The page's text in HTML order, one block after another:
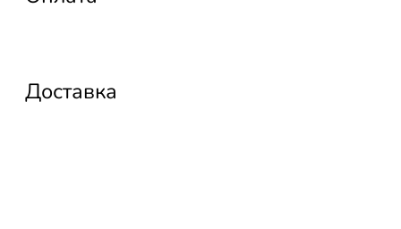
Доставка